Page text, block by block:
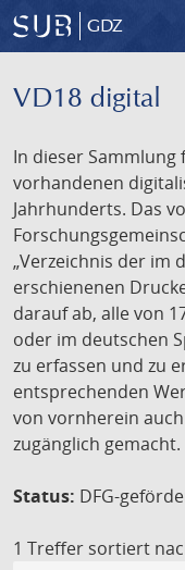
GDZ
VD18 digital
In dieser Sammlung
vorhandenen
Jahrhunderts. Das
„Verzeichnis der im
erschienenen
darauf ab, alle von
oder im deutschen
zu erfassen und zu
entsprechenden
von vornherein
zugänglich gemacht.
Status: DFG-
1 Treffer sortiert